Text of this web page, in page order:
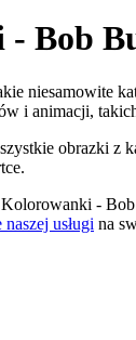
Bob
niesamowite
i animacji,
obrazki
-
usługi na